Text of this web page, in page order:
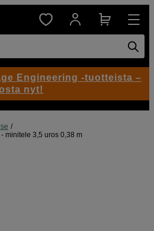
minitele 3,5 uros 0,38 m
Engineering -tuotteista –
nyt!